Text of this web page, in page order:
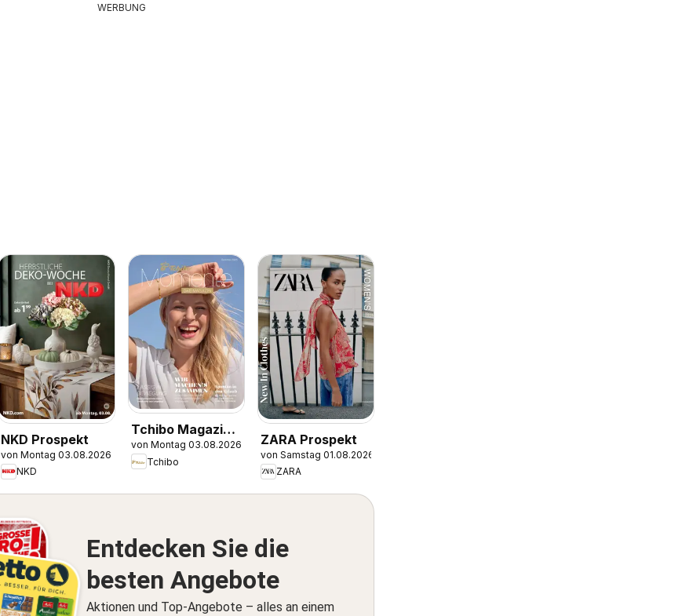
WERBUNG
NKD Prospekt
von Montag 03.08.2026
NKD
Tchibo Magazin
Momente
von Montag 03.08.2026
Tchibo
ZARA Prospekt
von Samstag 01.08.2026
ZARA
Entdecken Sie die
besten Angebote
Aktionen und Top-Angebote – alles an einem